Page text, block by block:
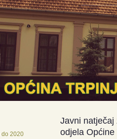
do 2020
Javni natječaj
odjela Općine